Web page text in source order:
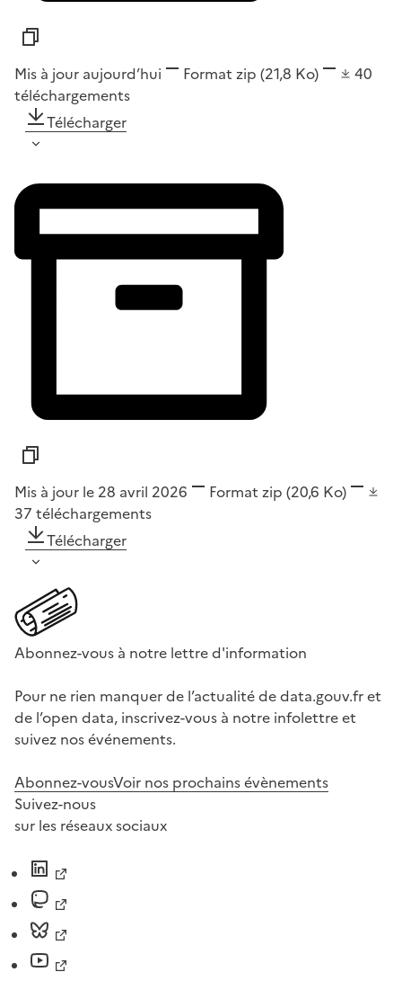
Mis à jour aujourd’hui Format zip (21,8 Ko)
40
téléchargements
Télécharger
Mis à jour le 28 avril 2026 Format zip (20,6 Ko)
37 téléchargements
Télécharger
Abonnez-vous à notre lettre d'information
Pour ne rien manquer de l’actualité de data.gouv.fr et
de l’open data, inscrivez-vous à notre infolettre et
suivez nos événements.
Abonnez-vousVoir nos prochains évènements
Suivez-nous
sur les réseaux sociaux